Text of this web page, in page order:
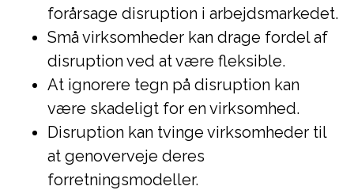
forårsage disruption i arbejdsmarkedet.
Små virksomheder kan drage fordel af
disruption ved at være fleksible.
At ignorere tegn på disruption kan
være skadeligt for en virksomhed.
Disruption kan tvinge virksomheder til
at genoverveje deres
forretningsmodeller.